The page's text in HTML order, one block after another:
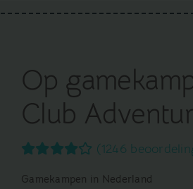
Op
Club
(1246
Gamekampen in Nederland